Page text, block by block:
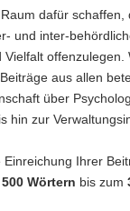
dafür
und inter-
offenzulegen.
aus allen
über
hin zur
Ihrer
Wörtern bis zum